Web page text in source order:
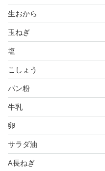
生おから
玉ねぎ
塩
こしょう
パン粉
牛乳
卵
サラダ油
A長ねぎ